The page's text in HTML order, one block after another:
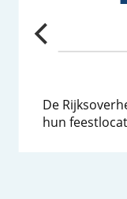
De
hun